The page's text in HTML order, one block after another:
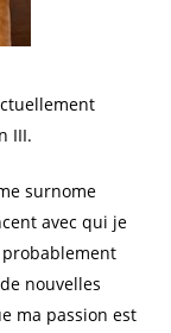
III.
surnome
avec qui je
nouvelles
ma passion est